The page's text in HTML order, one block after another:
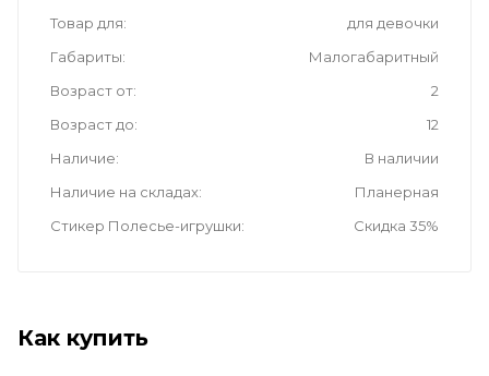
Товар для
для девочки
Габариты
Малогабаритный
Возраст от
2
Возраст до
12
Наличие
В наличии
Наличие на складах
Планерная
Стикер Полесье-игрушки
Скидка 35%
Как купить